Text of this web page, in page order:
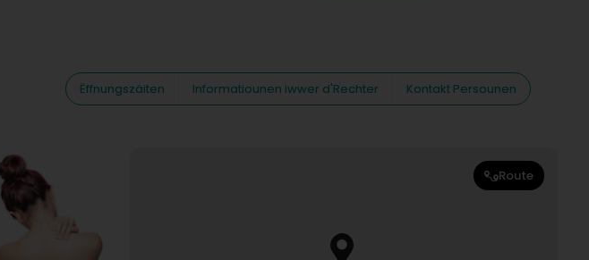
Ëffnungszäiten Informatiounen iwwer d'Rechter Kontakt Persounen
Route